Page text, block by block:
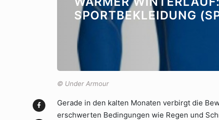
SPORTBEKLEIDUNG
© Under Armour
Gerade in den kalten Monaten verbirgt die
erschwerten Bedingungen wie Regen und